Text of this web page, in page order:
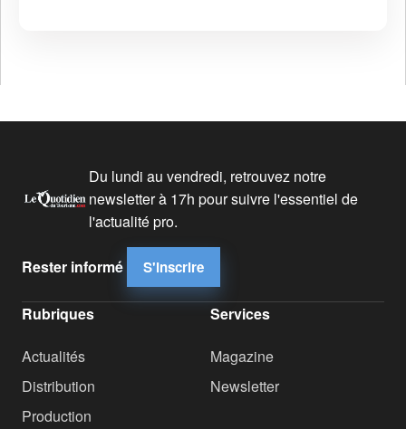
Du lundi au vendredi, retrouvez notre
newsletter à 17h pour suivre l'essentiel de
l'actualité pro.
Rester informé S'inscrire
Rubriques
Actualités
Distribution
Production
Services
Magazine
Newsletter